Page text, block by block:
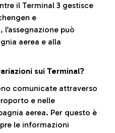
il Terminal 3 gestisce
e
può
aerea e alla
sui Terminal?
comunicate attraverso
e nelle
aerea. Per questo è
le informazioni